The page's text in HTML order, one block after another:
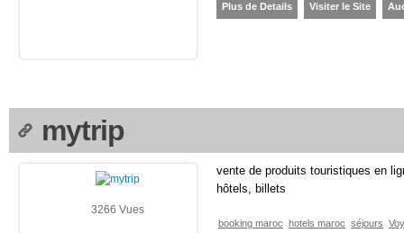
Plus de Details Visiter le Site
mytrip
3266 Vues
vente de produits touristiques en
hôtels, billets
booking maroc hotels maroc séjours